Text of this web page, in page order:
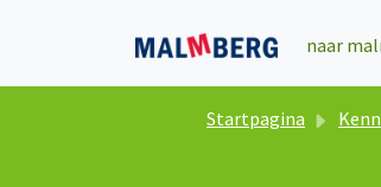
naar
Startpagina